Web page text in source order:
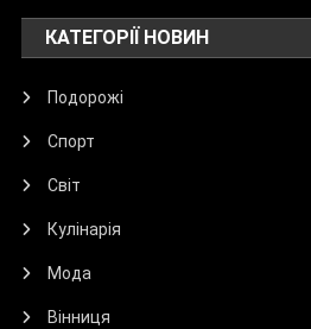
КАТЕГОРІЇ НОВИН
Подорожі
Спорт
Світ
Кулінарія
Мода
Вінниця